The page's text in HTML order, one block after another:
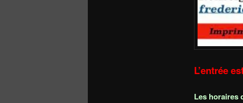
L’entrée
Les horaires